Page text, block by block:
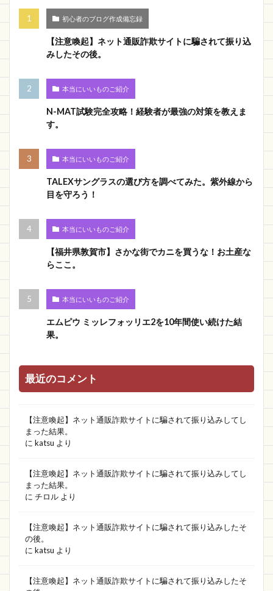
初心者のブログ作成備忘録
【注意喚起】ネット通販詐欺サイトに騙されて振り込
みしたその後。
本当にいいものご紹介
N-MAT試験完全攻略！経験者が最強の対策を教えま
す。
本当にいいものご紹介
TALEXサングラスの選び方を調べてみた。紫外線から
目を守ろう！
本当にいいものご紹介
【福井県敦賀市】さかな街でカニを買うな！お土産な
らここ。
本当にいいものご紹介
エムピウ ミッレフォッリエ2を10年間使い続けた結
果。
最近のコメント
【注意喚起】ネット通販詐欺サイトに騙されて振り込みしてし
まった結果。
に katsu より
【注意喚起】ネット通販詐欺サイトに騙されて振り込みしてし
まった結果。
に チロル より
【注意喚起】ネット通販詐欺サイトに騙されて振り込みしたそ
の後。
に katsu より
【注意喚起】ネット通販詐欺サイトに騙されて振り込みしたそ